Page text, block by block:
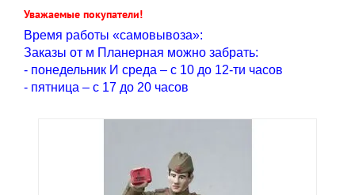
Уважаемые покупатели!
Время работы «самовывоза»:
Заказы от м Планерная можно забрать:
- понедельник И среда – с 10 до 12-ти часов
- пятница – с 17 до 20 часов